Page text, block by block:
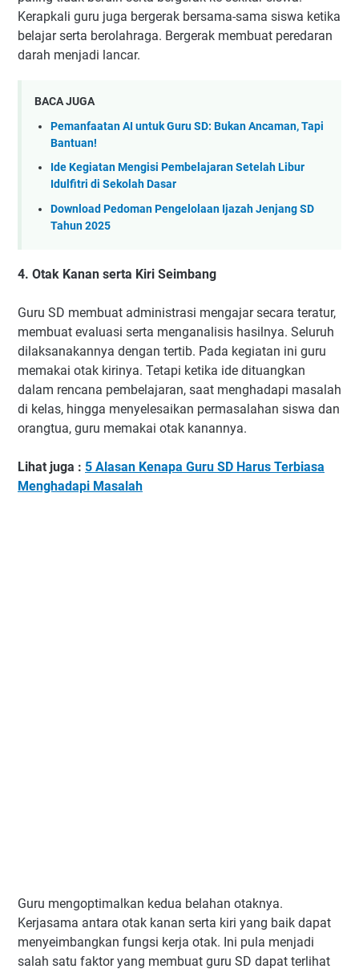
Kerapkali guru juga bergerak bersama-sama siswa ketika
belajar serta berolahraga. Bergerak membuat peredaran
darah menjadi lancar.
BACA JUGA
Pemanfaatan AI untuk Guru SD: Bukan Ancaman, Tapi
Bantuan!
Ide Kegiatan Mengisi Pembelajaran Setelah Libur
Idulfitri di Sekolah Dasar
Download Pedoman Pengelolaan Ijazah Jenjang SD
Tahun 2025
4. Otak Kanan serta Kiri Seimbang
Guru SD membuat administrasi mengajar secara teratur,
membuat evaluasi serta menganalisis hasilnya. Seluruh
dilaksanakannya dengan tertib. Pada kegiatan ini guru
memakai otak kirinya. Tetapi ketika ide dituangkan
dalam rencana pembelajaran, saat menghadapi masalah
di kelas, hingga menyelesaikan permasalahan siswa dan
orangtua, guru memakai otak kanannya.
Lihat juga : 5 Alasan Kenapa Guru SD Harus Terbiasa
Menghadapi Masalah
Guru mengoptimalkan kedua belahan otaknya.
Kerjasama antara otak kanan serta kiri yang baik dapat
menyeimbangkan fungsi kerja otak. Ini pula menjadi
salah satu faktor yang membuat guru SD dapat terlihat